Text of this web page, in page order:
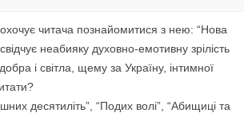
читача познайомитися з нею: “Нова
неабияку духовно-емотивну зрілість
і світла, щему за Україну, інтимної
десятиліть”, “Подих волі”, “Абищиці та